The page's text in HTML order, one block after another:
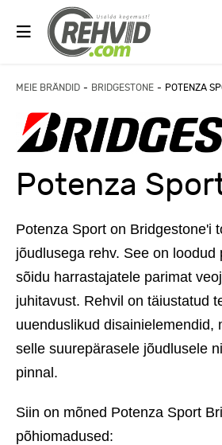
MEIE BRÄNDID BRIDGESTONE POTENZA
Potenza
Potenza Sport on Bridgestone'i
jõudlusega rehv. See on loodud
sõidu harrastajatele parimat
juhitavust. Rehvil on täiustatud
uuenduslikud disainielemendid,
selle suurepärasele jõudlusele
pinnal.
Siin on mõned Potenza Sport
põhiomadused: